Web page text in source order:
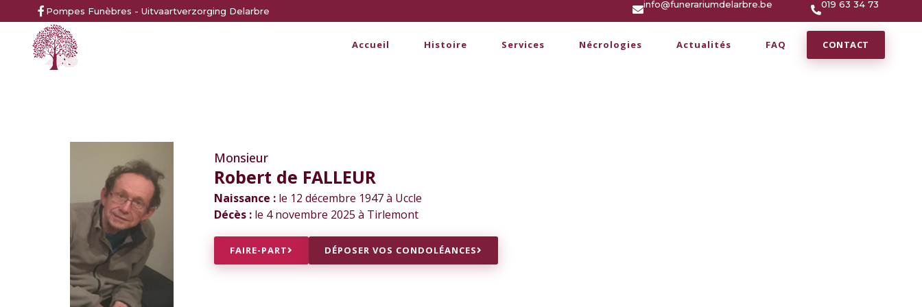
Pompes Funèbres - Uitvaartverzorging Delarbre
info@funerariumdelarbre.be 019 63 34 73
Accueil Histoire Services Nécrologies Actualités FAQ CONTACT
Monsieur
Robert de FALLEUR
Naissance : le 12 décembre 1947 à Uccle
Décès : le 4 novembre 2025 à Tirlemont
FAIRE-PART DÉPOSER VOS CONDOLÉANCES